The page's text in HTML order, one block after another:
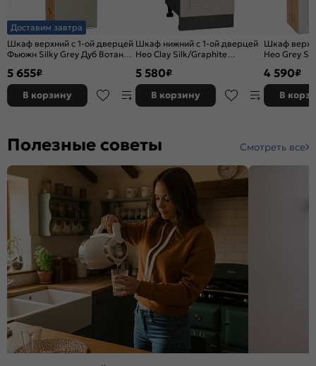
Доставим завтра
Шкаф верхний с 1-ой дверцей
Фьюжн Silky Grey Дуб Вотан
5 655₽
В корзину
Шкаф нижний с 1-ой дверцей
Нео Clay Silk/Graphite
5 580₽
В корзину
Шкаф
Нео Grey
4 590₽
В
Полезные советы Смотреть все